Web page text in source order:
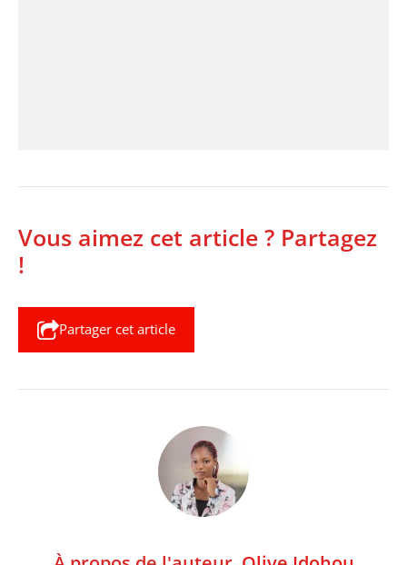
Vous aimez cet article ? Partagez
!
Partager cet article